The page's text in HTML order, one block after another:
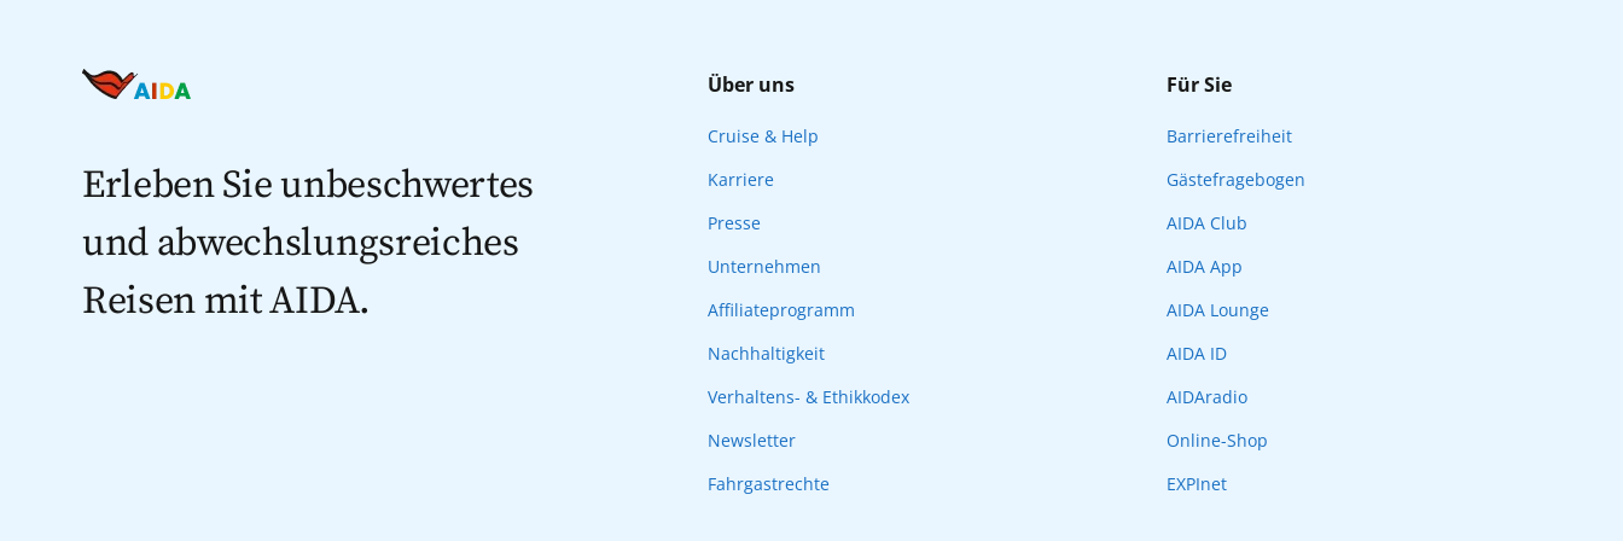
Erleben Sie unbeschwertes
und abwechslungsreiches
Reisen mit AIDA.
Über uns
Cruise & Help
Karriere
Presse
Unternehmen
Affiliateprogramm
Nachhaltigkeit
Verhaltens- & Ethikkodex
Newsletter
Fahrgastrechte
Für Sie
Barrierefreiheit
Gästefragebogen
AIDA Club
AIDA App
AIDA Lounge
AIDA ID
AIDAradio
Online-Shop
EXPInet